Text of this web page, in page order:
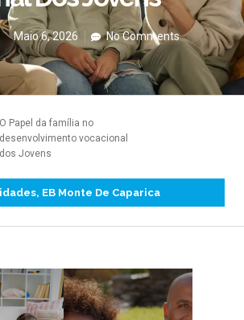
Maio 6, 2026 No Comments
O Papel da família no
desenvolvimento vocacional
dos Jovens
, EB Monte De Caparica